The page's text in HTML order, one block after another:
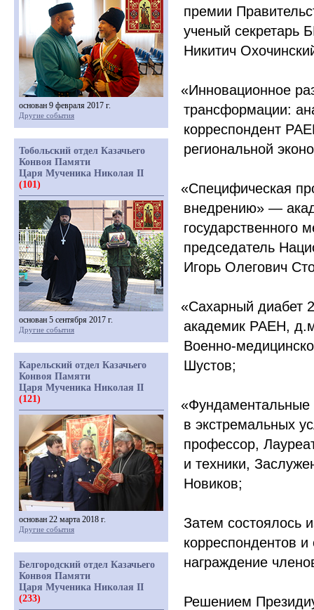
премии
ученый секретарь
Никитич
«Инновационное
трансформации:
корреспондент
региональной
«Специфическая
внедрению» —
государственного
председатель
Игорь Олегович
«Сахарный диабет
академик РАЕН,
Военно-
Шустов;
«Фундаментальные
в экстремальных
профессор,
и техники,
Новиков;
Затем состоялось
корреспондентов
награждение
Решением
основан 9 февраля 2017 г.
Другие события
Тобольский отдел Казачьего
Конвоя Памяти
Царя Мученика Николая II
(101)
основан 5 сентября 2017 г.
Другие события
Карельский отдел Казачьего
Конвоя Памяти
Царя Мученика Николая II
(121)
основан 22 марта 2018 г.
Другие события
Белгородский отдел Казачьего
Конвоя Памяти
Царя Мученика Николая II
(233)